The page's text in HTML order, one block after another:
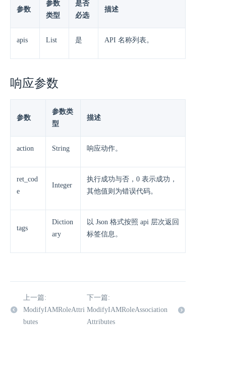
参数
参数
类型
是否
必选
描述
apis List 是 API 名称列表。
响应参数
参数
参数类
型
描述
action String 响应动作。
ret_cod
e
Integer
执行成功与否，0 表示成功，
其他值则为错误代码。
tags
Diction
ary
以 Json 格式按照 api 层次返回
标签信息。
上一篇:
ModifyIAMRoleAttri
butes
下一篇:
ModifyIAMRoleAssociation
Attributes